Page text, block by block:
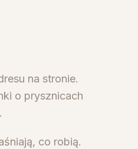
na stronie.
o prysznicach
co robią.